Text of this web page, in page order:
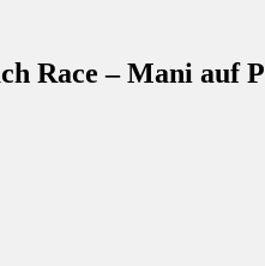
Race – Mani auf